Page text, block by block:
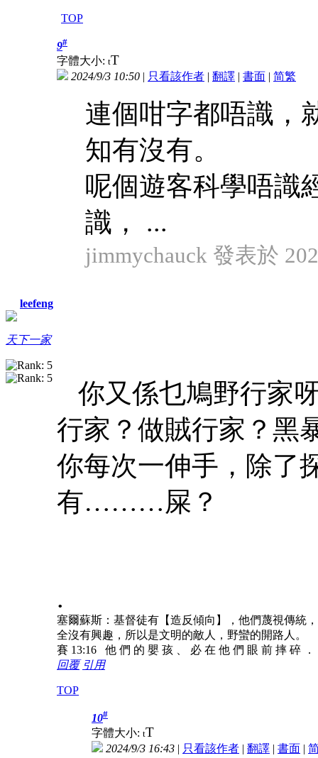
TOP
leefeng
天下一家
9#
字體大小: tT
2024/9/3 10:50 | 只看該作者 | 翻譯 | 書面 | 简繁
連個咁字都唔識，
知有沒有。
呢個遊客科學唔識
識， ...
jimmychauck 發表於
你又係乜鳩野行家
行家？做賊行家？黑
你每次一伸手，除了
有………屎？
.
塞爾蘇斯：基督徒有【造反傾向】，他們蔑視傳統
全沒有興趣，所以是文明的敵人，野蠻的開路人。
賽 13:16 他 們 的 嬰 孩 、 必 在 他 們 眼 前 摔 碎
回覆 引用
TOP
10#
字體大小: tT
2024/9/3 16:43 | 只看該作者 | 翻譯 | 書面 |